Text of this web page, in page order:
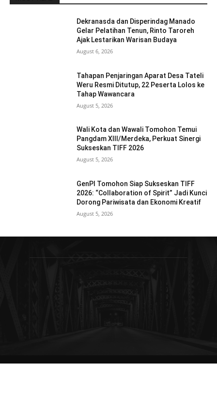
Dekranasda dan Disperindag Manado
Gelar Pelatihan Tenun, Rinto Taroreh
Ajak Lestarikan Warisan Budaya
August 6, 2026
Tahapan Penjaringan Aparat Desa Tateli
Weru Resmi Ditutup, 22 Peserta Lolos ke
Tahap Wawancara
August 5, 2026
Wali Kota dan Wawali Tomohon Temui
Pangdam XIII/Merdeka, Perkuat Sinergi
Sukseskan TIFF 2026
August 5, 2026
GenPI Tomohon Siap Sukseskan TIFF
2026: “Collaboration of Spirit” Jadi Kunci
Dorong Pariwisata dan Ekonomi Kreatif
August 5, 2026